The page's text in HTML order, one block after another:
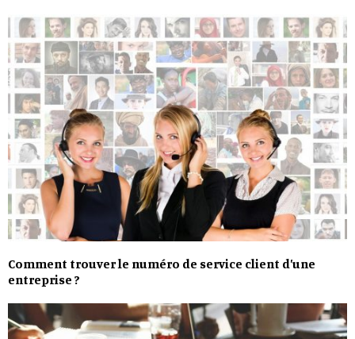
Comment trouver le numéro de service client d’une
entreprise ?